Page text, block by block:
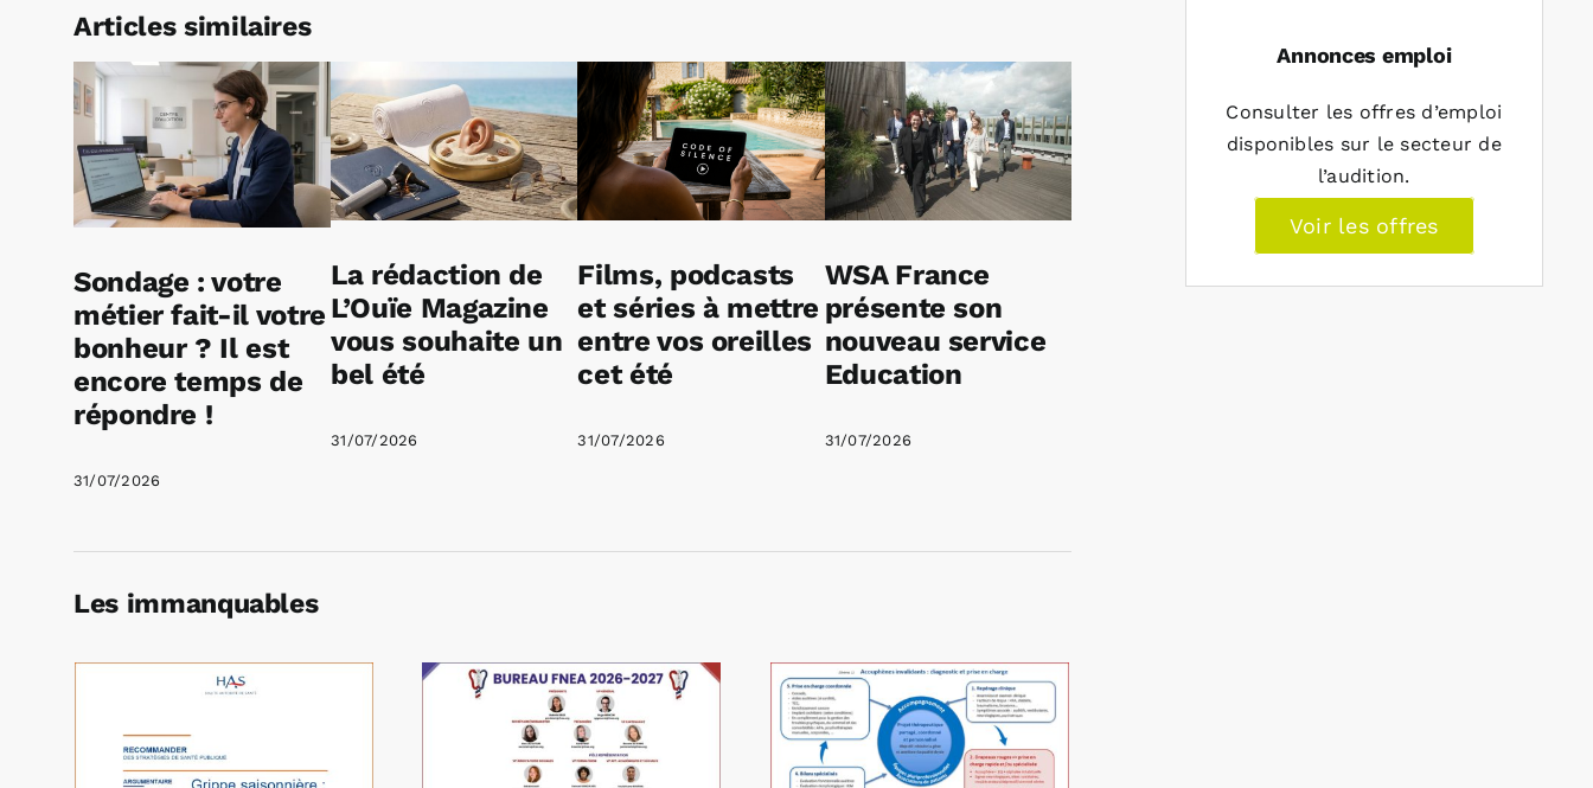
Articles similaires
Sondage : votre
métier fait-il votre
bonheur ? Il est
encore temps de
répondre !
31/07/2026
La rédaction de
L’Ouïe Magazine
vous souhaite un
bel été
31/07/2026
Films, podcasts
et séries à mettre
entre vos oreilles
cet été
31/07/2026
WSA France
présente son
nouveau service
Education
31/07/2026
Les immanquables
Annonces emploi
Consulter les offres d’emploi
disponibles sur le secteur de
l’audition.
Voir les offres